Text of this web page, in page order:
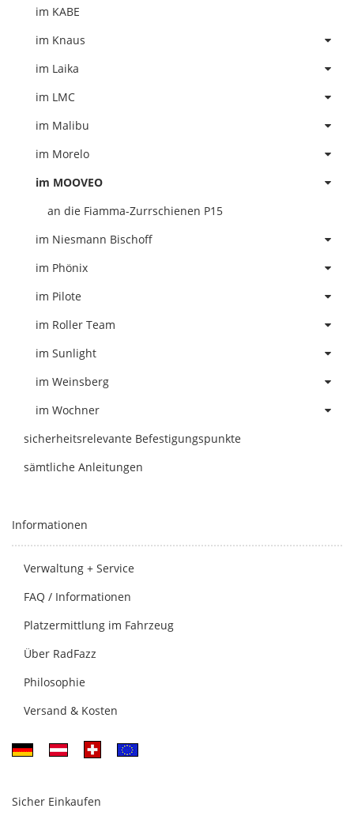
im KABE
im Knaus
im Laika
im LMC
im Malibu
im Morelo
im MOOVEO
an die Fiamma-Zurrschienen P15
im Niesmann Bischoff
im Phönix
im Pilote
im Roller Team
im Sunlight
im Weinsberg
im Wochner
sicherheitsrelevante Befestigungspunkte
sämtliche Anleitungen
Informationen
Verwaltung + Service
FAQ / Informationen
Platzermittlung im Fahrzeug
Über RadFazz
Philosophie
Versand & Kosten
Sicher Einkaufen